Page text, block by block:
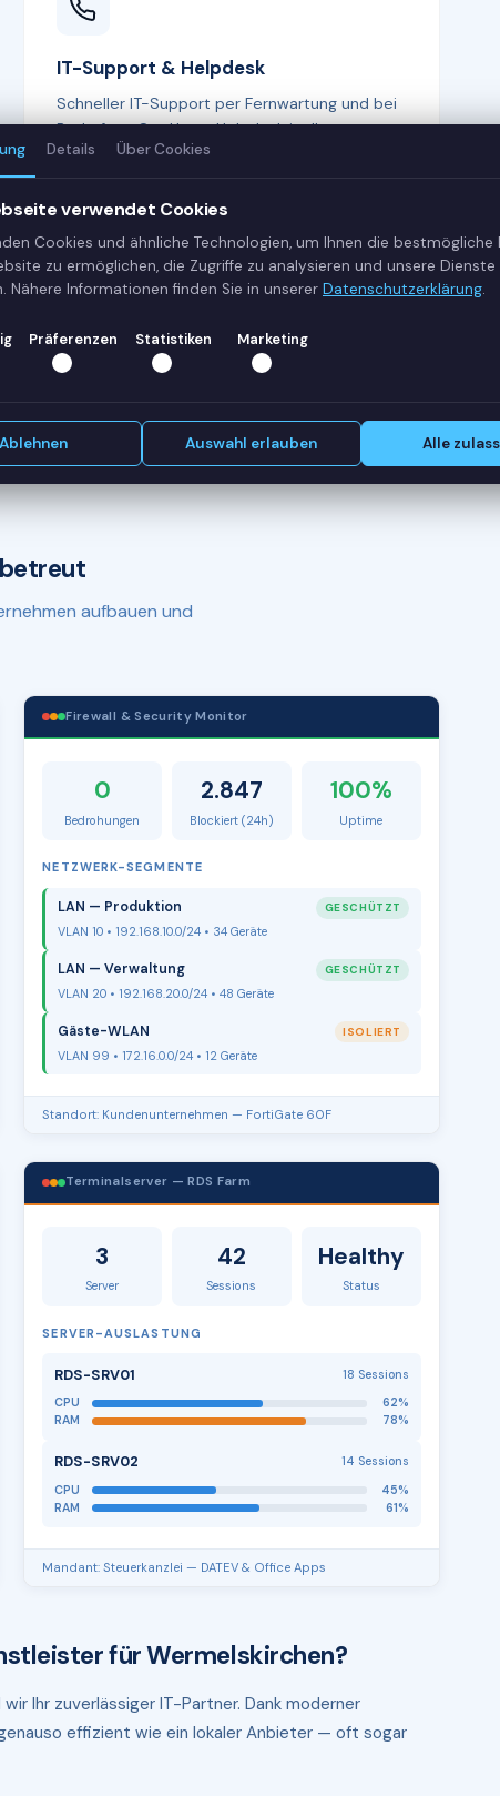
IT-Support & Helpdesk
Schneller IT-Support per Fernwartung und bei
Bedarf vor Ort. Unser Helpdesk ist Ihr erster
Ansprechpartner bei allen IT-Fragen —
Wir
Erstgespräch vereinbaren
aufbauen und
Firewall & Security Monitor
0
Bedrohungen
2.847
Blockiert (24h)
100%
Uptime
NETZWERK-SEGMENTE
LAN — Produktion GESCHÜTZT
VLAN 10 • 192.168.10.0/24 • 34 Geräte
LAN — Verwaltung GESCHÜTZT
VLAN 20 • 192.168.20.0/24 • 48 Geräte
Gäste-WLAN ISOLIERT
VLAN 99 • 172.16.0.0/24 • 12 Geräte
Standort: Kundenunternehmen — FortiGate 60F
Terminalserver — RDS Farm
3
Server
42
Sessions
Healthy
Status
SERVER-AUSLASTUNG
RDS-SRV01
18 Sessions
CPU
62%
RAM
78%
RDS-SRV02
14 Sessions
CPU
45%
RAM
61%
Mandant: Steuerkanzlei — DATEV & Office Apps
für Wermelskirchen?
Ihr zuverlässiger IT-Partner. Dank moderner
effizient wie ein lokaler Anbieter — oft sogar
Details Über Cookies
verwendet Cookies
Cookies und ähnliche Technologien, um Ihnen die bestmögliche
zu ermöglichen, die Zugriffe zu analysieren und unsere
Nähere Informationen finden Sie in unserer Datenschutzerklärung.
Präferenzen Statistiken Marketing
Ablehnen Auswahl erlauben Alle